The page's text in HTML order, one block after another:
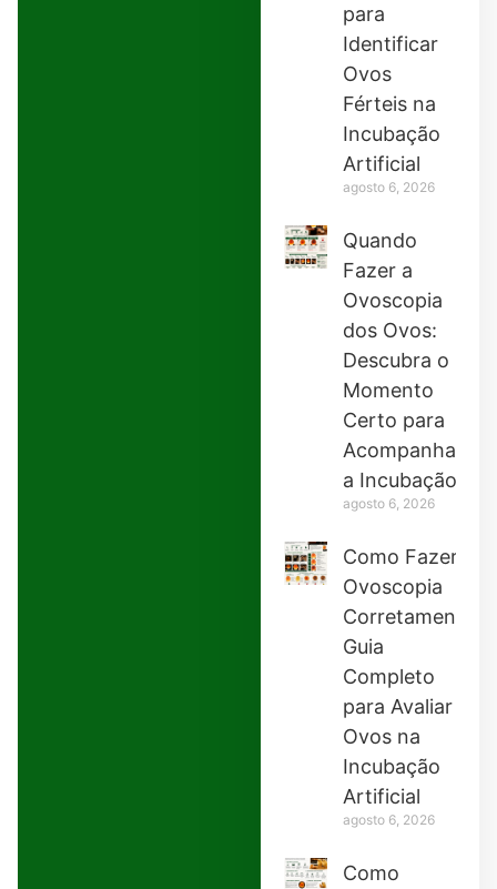
para
Identificar
Ovos
Férteis na
Incubação
Artificial
agosto 6, 2026
Quando
Fazer a
Ovoscopia
dos Ovos:
Descubra o
Momento
Certo para
Acompanhar
a Incubação
agosto 6, 2026
Como Fazer
Ovoscopia
Corretamente:
Guia
Completo
para Avaliar
Ovos na
Incubação
Artificial
agosto 6, 2026
Como